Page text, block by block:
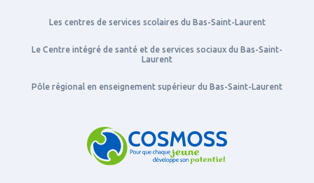
Les centres de services scolaires du Bas-Saint-Laurent
Le Centre intégré de santé et de services sociaux du Bas-Saint-
Laurent
Pôle régional en enseignement supérieur du Bas-Saint-Laurent